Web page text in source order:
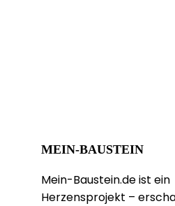
MEIN-BAUSTEIN
Mein-Baustein.de ist ein
Herzensprojekt –